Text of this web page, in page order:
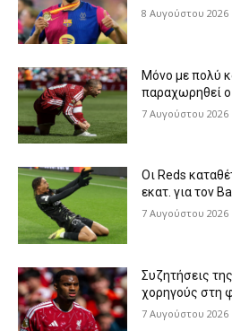
8 Αυγούστου 2026
Μόνο με πολύ
παραχωρηθεί
7 Αυγούστου 2026
Οι Reds
εκατ. για τον
7 Αυγούστου 2026
Συζητήσεις
χορηγούς στη
7 Αυγούστου 2026